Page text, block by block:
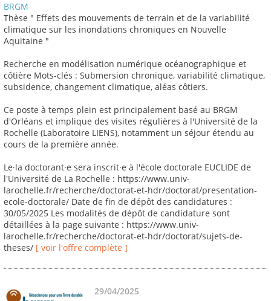
BRGM
Thèse " Effets des mouvements de terrain et de la variabilité
climatique sur les inondations chroniques en Nouvelle
Aquitaine "
Recherche en modélisation numérique océanographique et
côtière Mots-clés : Submersion chronique, variabilité climatique,
subsidence, changement climatique, aléas côtiers.
Ce poste à temps plein est principalement basé au BRGM
d'Orléans et implique des visites régulières à l'Université de la
Rochelle (Laboratoire LIENS), notamment un séjour étendu au
cours de la première année.
Le·la doctorant·e sera inscrit·e à l'école doctorale EUCLIDE de
l'Université de La Rochelle : https://www.univ-
larochelle.fr/recherche/doctorat-et-hdr/doctorat/presentation-
ecole-doctorale/ Date de fin de dépôt des candidatures :
30/05/2025 Les modalités de dépôt de candidature sont
détaillées à la page suivante : https://www.univ-
larochelle.fr/recherche/doctorat-et-hdr/doctorat/sujets-de-
theses/ [ voir l'offre complète ]
29/04/2025